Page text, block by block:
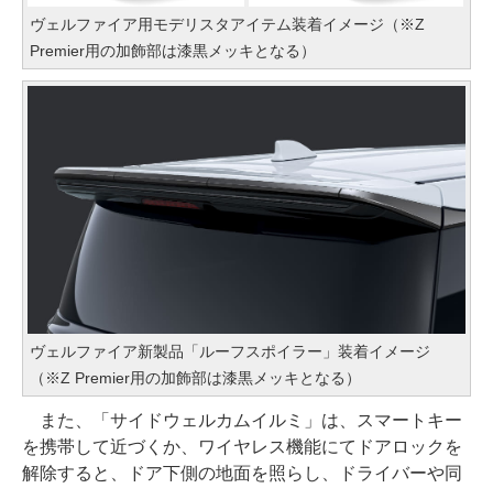
ヴェルファイア用モデリスタアイテム装着イメージ（※Z
Premier用の加飾部は漆黒メッキとなる）
ヴェルファイア新製品「ルーフスポイラー」装着イメージ
（※Z Premier用の加飾部は漆黒メッキとなる）
また、「サイドウェルカムイルミ」は、スマートキー
を携帯して近づくか、ワイヤレス機能にてドアロックを
解除すると、ドア下側の地面を照らし、ドライバーや同